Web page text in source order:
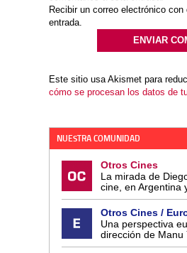
Recibir un correo electrónico con
entrada.
Este sitio usa Akismet para
cómo se procesan los datos de
NUESTRA COMUNIDAD
Otros Cines
La mirada de
cine, en Argentina
Otros Cines /
Una perspectiva
dirección de Manu